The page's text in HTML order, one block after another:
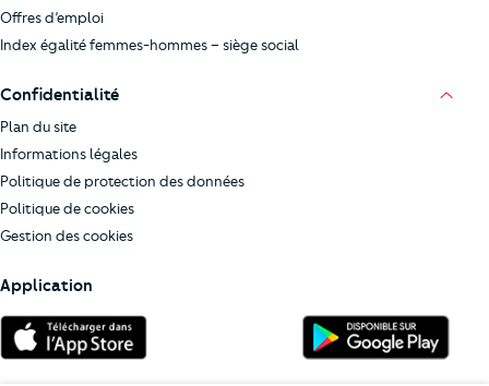
Offres d’emploi
Index égalité femmes-hommes – siège social
Confidentialité
Plan du site
Informations légales
Politique de protection des données
Politique de cookies
Gestion des cookies
Application